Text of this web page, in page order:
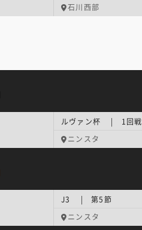
石川西部
ルヴァン杯 | 1回戦
ニンスタ
J3 | 第5節
ニンスタ